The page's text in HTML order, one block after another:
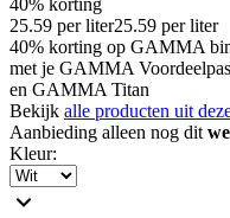
25.59 per liter25.59 per liter
40% korting op GAMMA
met je GAMMA
en GAMMA Titan
Bekijk alle producten uit
Aanbieding alleen nog dit
Kleur: